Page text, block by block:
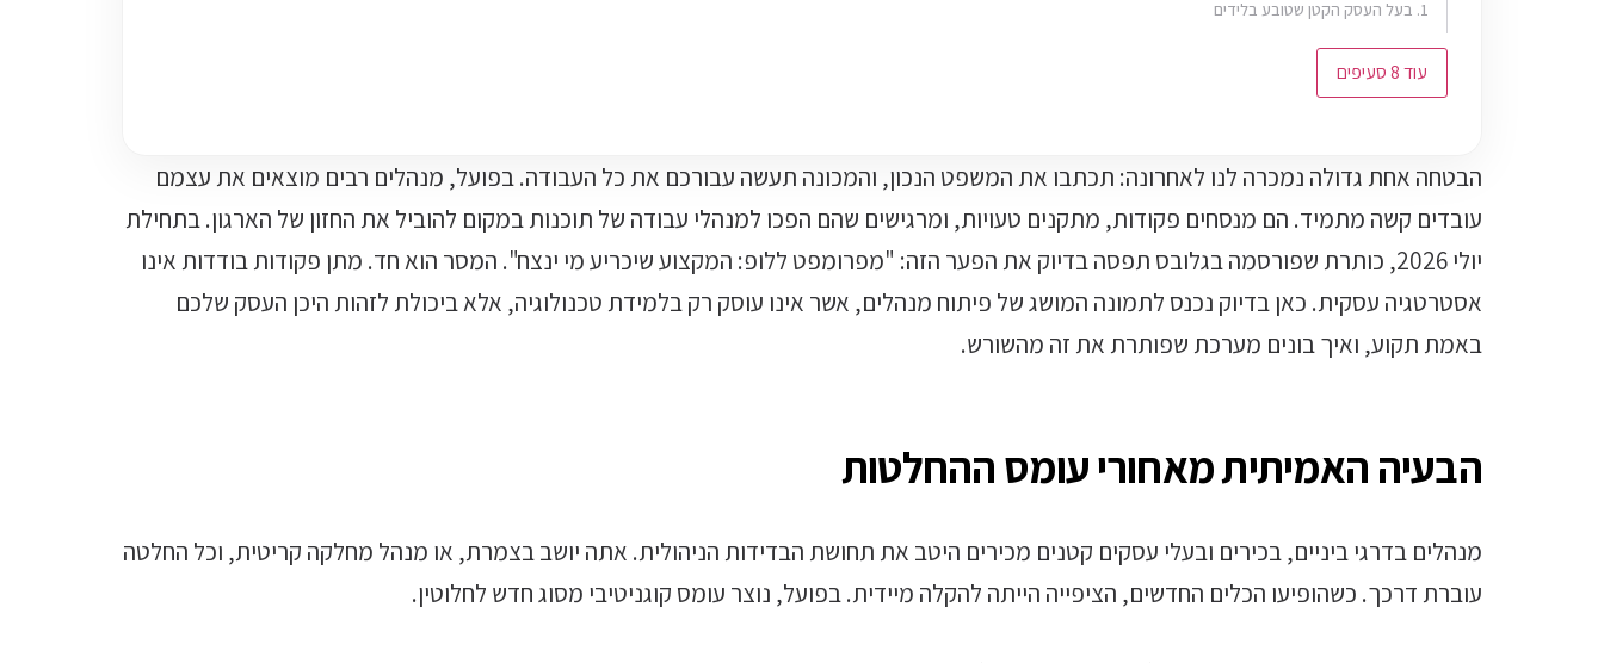
1. בעל העסק הקטן שטובע בלידים
עוד 8 סעיפים
הבטחה אחת גדולה נמכרה לנו לאחרונה: תכתבו את המשפט הנכון, והמכונה תעשה עבורכם את כל העבודה. בפועל, מנהלים רבים מוצאים את עצמם
עובדים קשה מתמיד. הם מנסחים פקודות, מתקנים טעויות, ומרגישים שהם הפכו למנהלי עבודה של תוכנות במקום להוביל את החזון של הארגון. בתחילת
יולי 2026, כותרת שפורסמה בגלובס תפסה בדיוק את הפער הזה: "מפרומפט ללופ: המקצוע שיכריע מי ינצח". המסר הוא חד. מתן פקודות בודדות אינו
אסטרטגיה עסקית. כאן בדיוק נכנס לתמונה המושג של פיתוח מנהלים, אשר אינו עוסק רק בלמידת טכנולוגיה, אלא ביכולת לזהות היכן העסק שלכם
באמת תקוע, ואיך בונים מערכת שפותרת את זה מהשורש.
הבעיה האמיתית מאחורי עומס ההחלטות
מנהלים בדרגי ביניים, בכירים ובעלי עסקים קטנים מכירים היטב את תחושת הבדידות הניהולית. אתה יושב בצמרת, או מנהל מחלקה קריטית, וכל החלטה
עוברת דרכך. כשהופיעו הכלים החדשים, הציפייה הייתה להקלה מיידית. בפועל, נוצר עומס קוגניטיבי מסוג חדש לחלוטין.